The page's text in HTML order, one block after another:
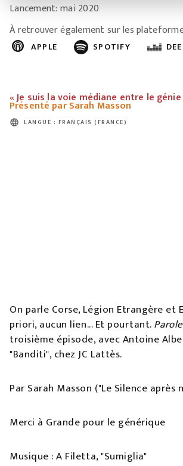
Lancement: mai 2020
À retrouver également sur les
APPLE SPOTIFY
« Je suis la voie médiane entre le
Présenté par Sarah Masson
language LANGUE : FRANÇAIS (FRANCE)
On parle Corse, Légion Etrangère et
priori, aucun lien... Et pourtant.
troisième épisode, avec Antoine
"Banditi", chez JC Lattès.
Par Sarah Masson ("Le Silence après
Merci à Grande pour le générique
Musique : A Filetta, "Sumiglia"